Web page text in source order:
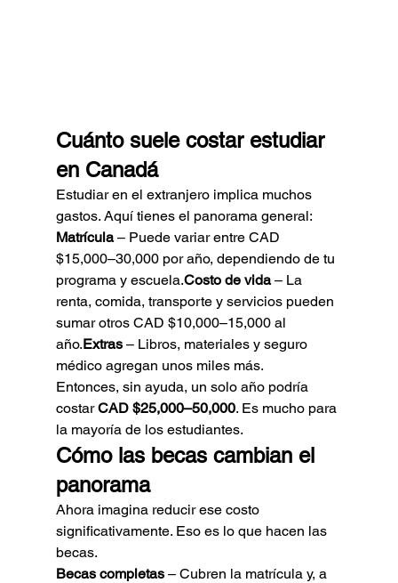
Cuánto suele costar estudiar
en Canadá
Estudiar en el extranjero implica muchos
gastos. Aquí tienes el panorama general:
Matrícula – Puede variar entre CAD
$15,000–30,000 por año, dependiendo de tu
programa y escuela.Costo de vida – La
renta, comida, transporte y servicios pueden
sumar otros CAD $10,000–15,000 al
año.Extras – Libros, materiales y seguro
médico agregan unos miles más.
Entonces, sin ayuda, un solo año podría
costar CAD $25,000–50,000. Es mucho para
la mayoría de los estudiantes.
Cómo las becas cambian el
panorama
Ahora imagina reducir ese costo
significativamente. Eso es lo que hacen las
becas.
Becas completas – Cubren la matrícula y, a